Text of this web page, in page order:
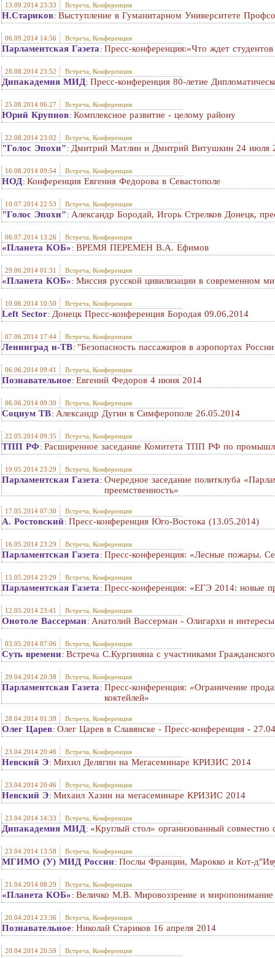
13.09.2014 23:33 Встреча, Конференция
Н.Стариков: Выступление в Гуманитарном Университете
06.09.2014 14:56 Встреча, Конференция
Парламентская Газета : Пресс-конференция:«Что ждет
28.08.2014 23:52 Встреча, Конференция
Дипакадемия МИД: Пресс-конференция 80-летие
25.08.2014 06:27 Встреча, Конференция
Юрий Крупнов: Комплексное развитие - целому району
22.08.2014 23:02 Встреча, Конференция
"Голос Эпохи" : Дмитрий Матлин и Дмитрий Витушкин 24 июля
16.08.2014 09:54 Встреча, Конференция
НОД: Конференция Евгения Федорова в Севастополе
10.07.2014 22:53 Встреча, Конференция
"Голос Эпохи" : Александр Бородай, Игорь Стрелков Донецк,
06.07.2014 13:26 Встреча, Конференция
«Планета КОБ» : ВРЕМЯ ПЕРЕМЕН В.А. Ефимов
29.06.2014 01:31 Встреча, Конференция
«Планета КОБ» : Миссия русской цивилизации в современном
10.06.2014 10:50 Встреча, Конференция
Left Sector: Донецк Пресс-конференция Бородая 09.06.2014
07.06.2014 17:44 Встреча, Конференция
Ленинград и-ТВ: "Безопасность пассажиров в аэропортах
06.06.2014 09:41 Встреча, Конференция
Познавательное: Евгений Федоров 4 июня 2014
06.06.2014 09:30 Встреча, Конференция
Социум ТВ: Александр Дугин в Симферополе 26.05.2014
22.05.2014 09:35 Встреча, Конференция
ТПП РФ: Расширенное заседание Комитета ТПП РФ по
19.05.2014 23:29 Встреча, Конференция
Парламентская Газета : Очередное заседание политклуба
преемственность»
17.05.2014 07:30 Встреча, Конференция
А. Ростовский: Пресс-конференция Юго-Востока (13.05.2014)
16.05.2014 23:29 Встреча, Конференция
Парламентская Газета : Пресс-конференция: «Лесные пожары.
15.05.2014 23:29 Встреча, Конференция
Парламентская Газета : Пресс-конференция: «ЕГЭ 2014: новые
12.05.2014 23:41 Встреча, Конференция
Онотоле Вассерман: Анатолий Вассерман - Олигархи и
03.05.2014 07:06 Встреча, Конференция
Суть времени: Встреча С.Кургиняна с участниками
29.04.2014 20:38 Встреча, Конференция
Парламентская Газета : Пресс-конференция: «Ограничение
коктейлей»
28.04.2014 01:39 Встреча, Конференция
Олег Царев: Олег Царев в Славянске - Пресс-конференция -
23.04.2014 20:46 Встреча, Конференция
Невский Э: Михил Делягин на Мегасеминаре КРИЗИС 2014
23.04.2014 20:46 Встреча, Конференция
Невский Э: Михаил Хазин на мегасеминаре КРИЗИС 2014
23.04.2014 14:33 Встреча, Конференция
Дипакадемия МИД: «Круглый стол» организованный
23.04.2014 13:58 Встреча, Конференция
МГИМО (У) МИД России: Послы Франции, Марокко и Кот-
21.04.2014 08:29 Встреча, Конференция
«Планета КОБ» : Величко М.В. Мировоззрение и миропонимание
20.04.2014 23:36 Встреча, Конференция
Познавательное: Николай Стариков 16 апреля 2014
20.04.2014 20:59 Встреча, Конференция